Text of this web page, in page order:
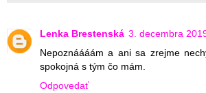
Lenka Brestenská 3. decembra
Nepoznáááám a ani sa zrejme
spokojná s tým čo mám.
Odpovedať